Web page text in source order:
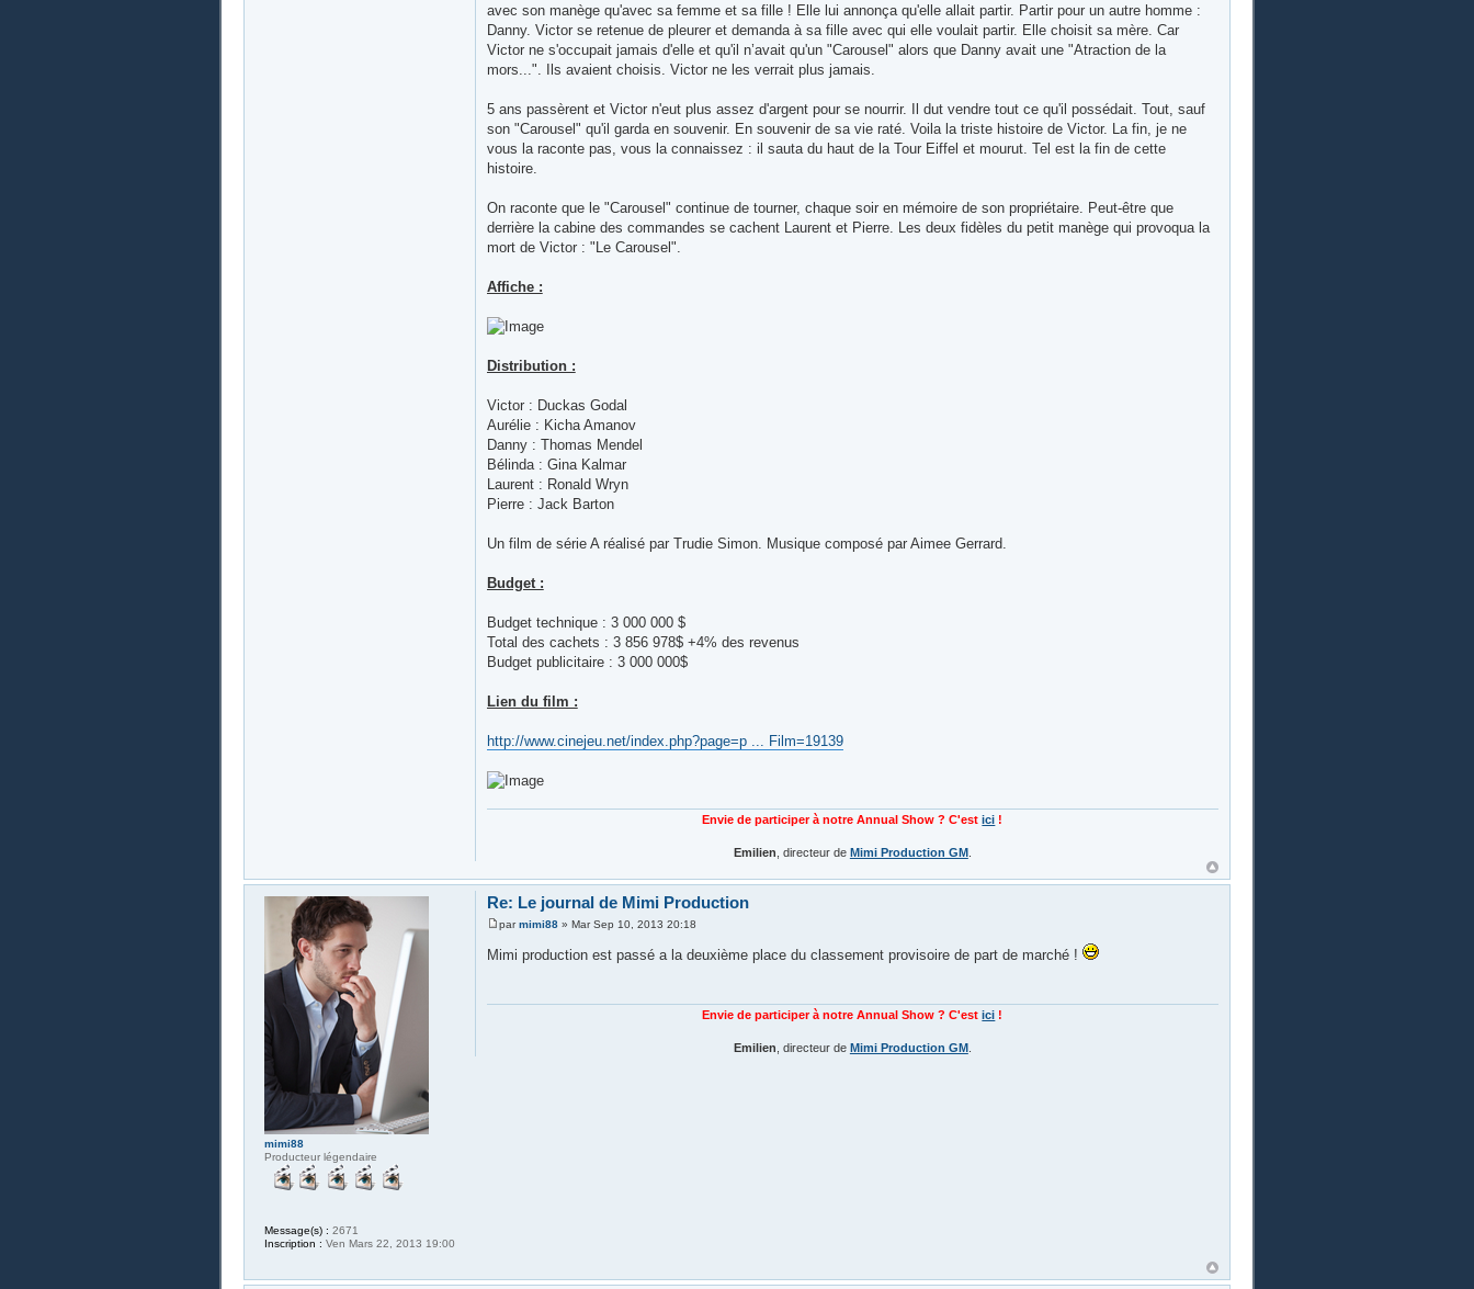
avec son manège qu'avec sa femme et sa fille ! Elle lui annonça qu'elle allait partir. Partir pour un autre homme :
Danny. Victor se retenue de pleurer et demanda à sa fille avec qui elle voulait partir. Elle choisit sa mère. Car
Victor ne s'occupait jamais d'elle et qu'il n’avait qu'un "Carousel" alors que Danny avait une "Atraction de la
mors...". Ils avaient choisis. Victor ne les verrait plus jamais.
5 ans passèrent et Victor n'eut plus assez d'argent pour se nourrir. Il dut vendre tout ce qu'il possédait. Tout, sauf
son "Carousel" qu'il garda en souvenir. En souvenir de sa vie raté. Voila la triste histoire de Victor. La fin, je ne
vous la raconte pas, vous la connaissez : il sauta du haut de la Tour Eiffel et mourut. Tel est la fin de cette
histoire.
On raconte que le "Carousel" continue de tourner, chaque soir en mémoire de son propriétaire. Peut-être que
derrière la cabine des commandes se cachent Laurent et Pierre. Les deux fidèles du petit manège qui provoqua la
mort de Victor : "Le Carousel".
Affiche :
Distribution :
Victor : Duckas Godal
Aurélie : Kicha Amanov
Danny : Thomas Mendel
Bélinda : Gina Kalmar
Laurent : Ronald Wryn
Pierre : Jack Barton
Un film de série A réalisé par Trudie Simon. Musique composé par Aimee Gerrard.
Budget :
Budget technique : 3 000 000 $
Total des cachets : 3 856 978$ +4% des revenus
Budget publicitaire : 3 000 000$
Lien du film :
http://www.cinejeu.net/index.php?page=p ... Film=19139
Envie de participer à notre Annual Show ? C'estici !
Emilien , directeur de Mimi Production GM.
Re: Le journal de Mimi Production
parmimi88» Mar Sep 10, 2013 20:18
Mimi production est passé a la deuxième place du classement provisoire de part de marché !
Envie de participer à notre Annual Show ? C'estici !
Emilien , directeur de Mimi Production GM
mimi88
Producteur légendaire
Message(s) : 2671
Inscription : Ven Mars 22, 2013 19:00